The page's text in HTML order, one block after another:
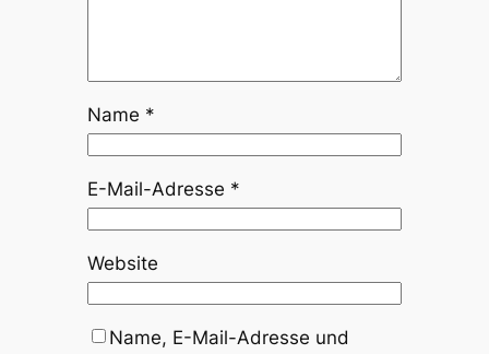
Name *
E-Mail-Adresse *
Website
Name, E-Mail-Adresse und